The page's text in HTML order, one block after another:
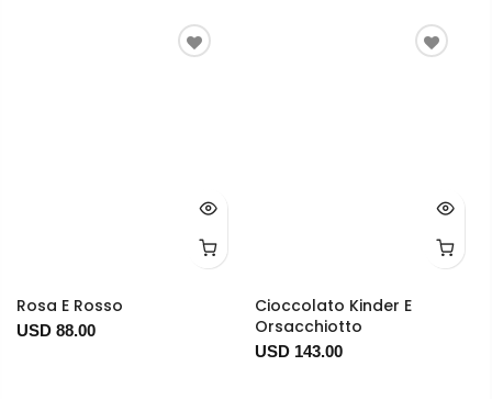
Rosa E Rosso
USD 88.00
Cioccolato Kinder E
Orsacchiotto
USD 143.00